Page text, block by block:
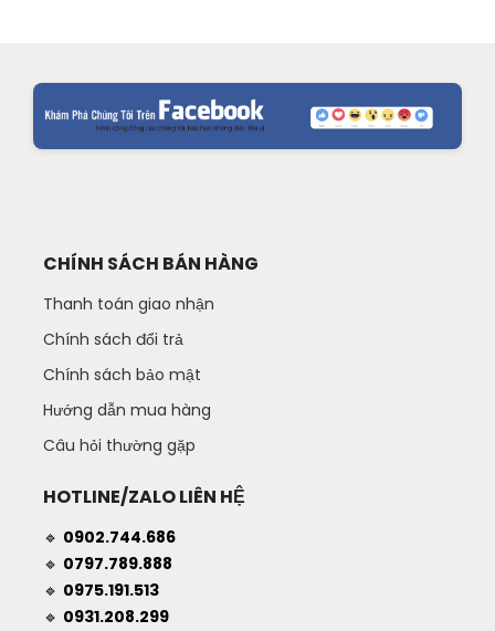
CHÍNH SÁCH BÁN HÀNG
Thanh toán giao nhận
Chính sách đổi trả
Chính sách bảo mật
Hướng dẫn mua hàng
Câu hỏi thường gặp
HOTLINE/ZALO LIÊN HỆ
🔹 0902.744.686
🔹 0797.789.888
🔹 0975.191.513
🔹 0931.208.299